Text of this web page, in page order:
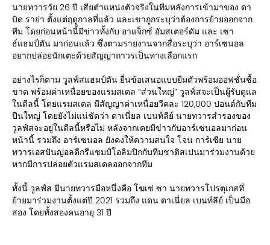
นายทวารวัย 26 ปี เสียตำแหน่งตัวจริงในทีมหลังการเข้ามาของ ดา
บิด ราย่า ตั้งแต่ฤดูกาลที่แล้ว และเขาถูกระบุว่าต้องการย้ายออกจาก
ทีม โดยก่อนหน้านี้มีข่าวทั้งกับ อาแจ็กซ์ อัมสเตอร์ดัม และ เซา
ธ์แธมป์ตัน มาก่อนแล้ว ซึ่งตามรายงานจากสื่อระบุว่า อาร์เซนอล
อยากปล่อยนักเตะด้วยสัญญาถาวรเป็นทางเลือกแรก
อย่างไรก็ตาม วูลฟ์สแฮมป์ตัน ยื่นข้อเสนอแบบยืมตัวพร้อมออฟชั่นซื้อ
ขาด พร้อมค่าเหนื่อยของแรมสเดล “ส่วนใหญ่” วูลฟ์สจะเป็นผู้รับดูแล
ในดีลนี้ โดยแรมสเดล มีสัญญาค่าเหนื่อยวีคละ 120,000 ปอนด์กับทีม
ปืนใหญ่ โดยยังไม่แน่ชัดว่า ดาเนี่ยล เบนท์ลีย์ นายทวารสำรองของ
วูลฟ์สจะอยู่ในดีลนี้หรือไม่ หลังจากเคยมีข่าวกับอาร์เซนอลมาก่อน
หน้านี้ รวมถึง อาร์เซนอล ยังคงให้ความสนใจ โจน การ์เซีย นาย
ทวารเอสปันญ่อลดีกรีแชมป์โอลิมปิกกับทีมชาติสเปนมาร่วมงานด้วย
หากมีการปล่อยตัวแรมสเดลออกจากทีม
ทั้งนี้ วูลฟ์ส มีนายทวารมือหนึ่งคือ โฆเซ่ ซา นายทวารโปรตุเกสที่
ย้ายมาร่วมงานตั้งแต่ปี 2021 รวมถึง แดน ดาเนี่ยล เบนท์ลีย์ เป็นมือ
สอง โดยทั้งสองคนอายุ 31 ปี